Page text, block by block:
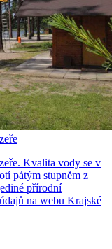
Kvalita vody se v
pátým stupněm z
přírodní
na webu Krajské